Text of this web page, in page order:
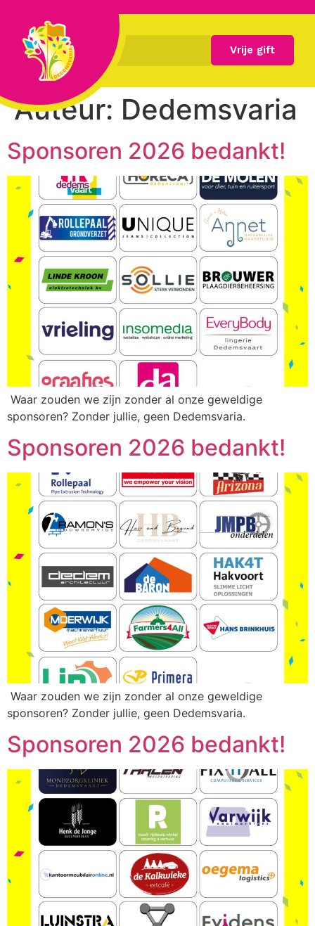
Vrije gift
Auteur: Dedemsvaria
Sponsoren 2026 bedankt!
Waar zouden we zijn zonder al onze geweldige
sponsoren? Zonder jullie, geen Dedemsvaria.
Sponsoren 2026 bedankt!
Waar zouden we zijn zonder al onze geweldige
sponsoren? Zonder jullie, geen Dedemsvaria.
Sponsoren 2026 bedankt!